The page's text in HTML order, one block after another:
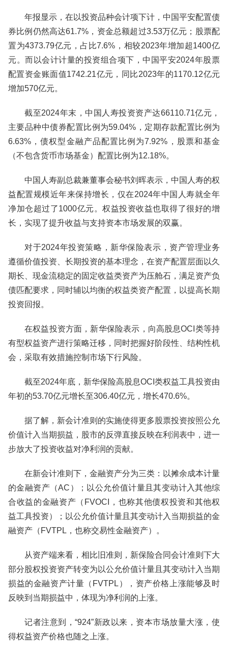
年报显示，在以投资品种会计项下计，中国平安配置债
券比例仍然高达61.7%，资金总额超过3.53万亿元；股票配
置为4373.79亿元，占比7.6%，相较2023年增加超1400亿
元。而以会计计量的投资组合项下，中国平安2024年股票
配置资金账面值1742.21亿元，同比2023年的1170.12亿元
增加570亿元。
截至2024年末，中国人寿投资资产达66110.71亿元，
主要品种中债券配置比例为59.04%，定期存款配置比例为
6.63%，债权型金融产品配置比例为7.92%，股票和基金
（不包含货币市场基金）配置比例为12.18%。
中国人寿副总裁兼董事会秘书刘晖表示，中国人寿的权
益配置规模近年来保持增长，仅在2024年中国人寿就全年
净加仓超过了1000亿元。权益投资收益也取得了很好的增
长，实现了提升收益与支持资本市场发展的双赢。
对于2024年投资策略，新华保险表示，资产管理业务
遵循价值投资、长期投资的基本理念，在资产配置层面以久
期长、现金流稳定的固定收益类资产为压舱石，满足资产负
债匹配要求，同时辅以均衡的权益类资产配置，以提高长期
投资回报。
在权益投资方面，新华保险表示，向高股息OCI类等持
有型权益资产进行策略迁移，同时把握好阶段性、结构性机
会，采取有效措施控制市场下行风险。
截至2024年底，新华保险高股息OCI类权益工具投资由
年初的53.70亿元增长至306.40亿元，增长470.6%。
据了解，新会计准则的实施使得更多股票投资按照公允
价值计入当期损益，股市的反弹直接反映在利润表中，进一
步放大了投资收益对净利润的贡献。
在新会计准则下，金融资产分为三类：以摊余成本计量
的金融资产（AC）；以公允价值计量且其变动计入其他综
合收益的金融资产（FVOCI，也称其他债权投资和其他权
益工具投资）；以公允价值计量且其变动计入当期损益的金
融资产（FVTPL，也称交易性金融资产）。
从资产端来看，相比旧准则，新保险合同会计准则下大
部分股权投资资产转变为以公允价值计量且其变动计入当期
损益的金融资产计量（FVTPL），资产价格上涨能够及时
反映到当期损益中，体现为净利润的上涨。
记者注意到，“924”新政以来，资本市场放量大涨，使
得权益资产价格也随之上涨。